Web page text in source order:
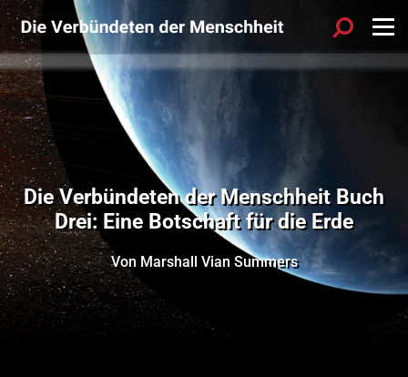
Die Verbündeten der Menschheit Buch
Drei: Eine Botschaft für die Erde
Von Marshall Vian Summers